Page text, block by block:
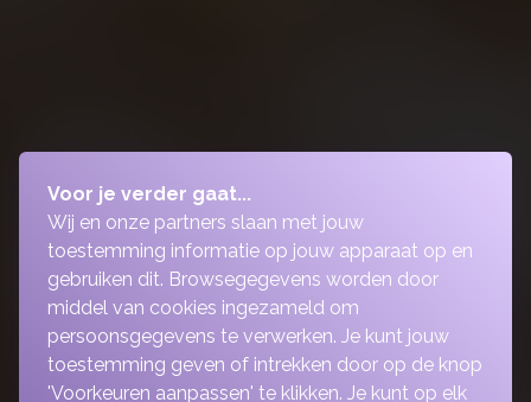
Voor je verder gaat...
Wij en onze partners slaan met jouw
toestemming informatie op jouw apparaat op en
gebruiken dit. Browsegegevens worden door
middel van cookies ingezameld om
persoonsgegevens te verwerken. Je kunt jouw
toestemming geven of intrekken door op de knop
'Voorkeuren aanpassen' te klikken. Je kunt op elk